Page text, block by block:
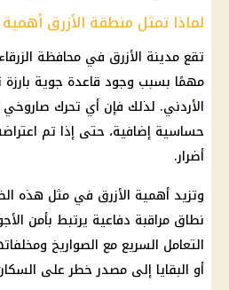
لماذا تمثل منطقة الأزرق
تقع مدينة الأزرق في محافظة
مهمًا بسبب وجود قاعدة جوية بارزة
الأردني. لذلك فإن أي تحرك
حساسية إضافية، حتى إذا تم
أضرار.
وتزيد أهمية الأزرق في مثل هذه
نطاق مراقبة دفاعية يرتبط بأمن
التعامل السريع مع الصواريخ
أو البقايا إلى مصدر خطر على